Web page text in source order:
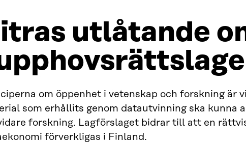
utlåtande
om öppenhet i vetenskap och forskning är
som erhållits genom datautvinning ska kunna
forskning. Lagförslaget bidrar till att en
förverkligas i Finland.